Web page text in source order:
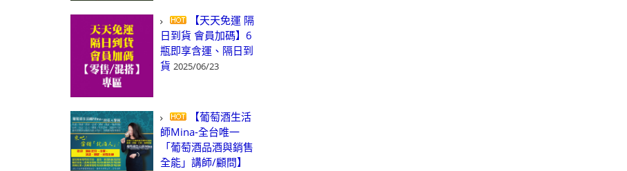
【天天免運 隔
日到貨 會員加碼】6
瓶即享含運、隔日到
貨 2025/06/23
【葡萄酒生活
師Mina-全台唯一
「葡萄酒品酒與銷售
全能」講師/顧問】